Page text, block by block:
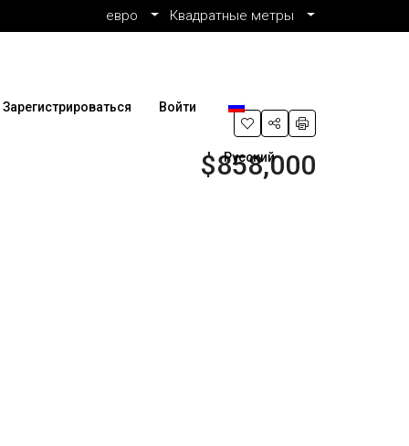
евро Квадратные метры
Зарегистрироваться Войти
Русский
$858,000